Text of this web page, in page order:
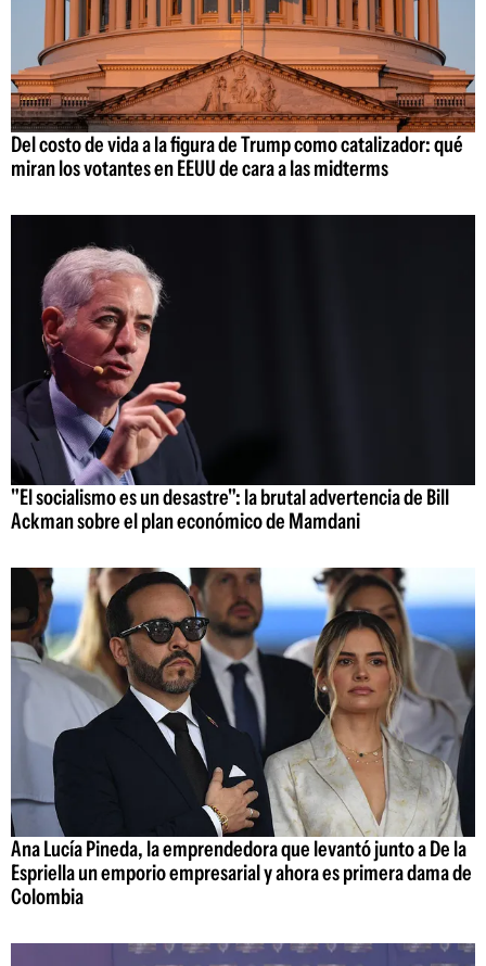
Del costo de vida a la figura de Trump como catalizador: qué
miran los votantes en EEUU de cara a las midterms
"El socialismo es un desastre": la brutal advertencia de Bill
Ackman sobre el plan económico de Mamdani
Ana Lucía Pineda, la emprendedora que levantó junto a De la
Espriella un emporio empresarial y ahora es primera dama de
Colombia